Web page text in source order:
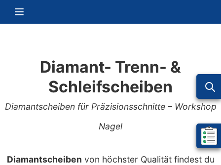
Navigation umschalten
Mein
Diamant- Trenn- &
Schleifscheiben
Diamantscheiben für Präzisionsschnitte – Workshop
Nagel
Diamantscheiben von höchster Qualität findest du